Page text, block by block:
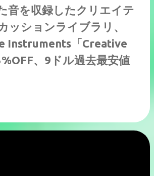
音を収録したクリエイテ
ッションライブラリ、
Instruments「Creative
、9ドル過去最安値